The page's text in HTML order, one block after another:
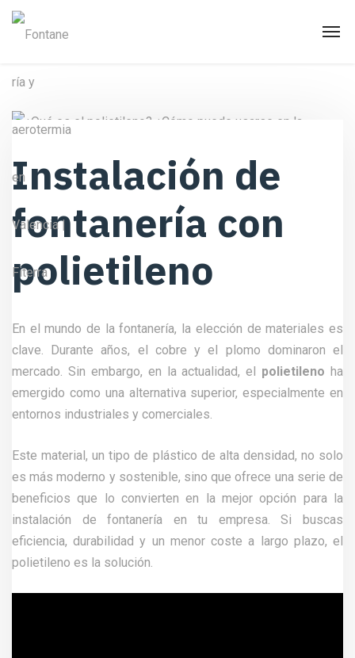
Instalación de
fontanería con
polietileno
En el mundo de la fontanería, la elección de materiales es
clave. Durante años, el cobre y el plomo dominaron el
mercado. Sin embargo, en la actualidad, el polietileno ha
emergido como una alternativa superior, especialmente en
entornos industriales y comerciales.
Este material, un tipo de plástico de alta densidad, no solo
es más moderno y sostenible, sino que ofrece una serie de
beneficios que lo convierten en la mejor opción para la
instalación de fontanería en tu empresa. Si buscas
eficiencia, durabilidad y un menor coste a largo plazo, el
polietileno es la solución.